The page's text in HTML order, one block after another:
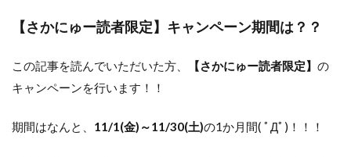
【さかにゅー読者限定】キャンペーン期間は？？
この記事を読んでいただいた方、 【さかにゅー読者限定】 の
キャンペーンを行います！！
期間はなんと、 11/1(金)～11/30(土)の1か月間( ﾟДﾟ)！！！